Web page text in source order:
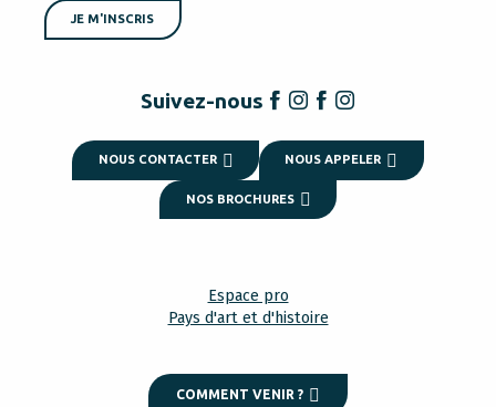
JE M'INSCRIS
Suivez-nous
NOUS CONTACTER NOUS APPELER
NOS BROCHURES
Espace pro
Pays d'art et d'histoire
COMMENT VENIR ?